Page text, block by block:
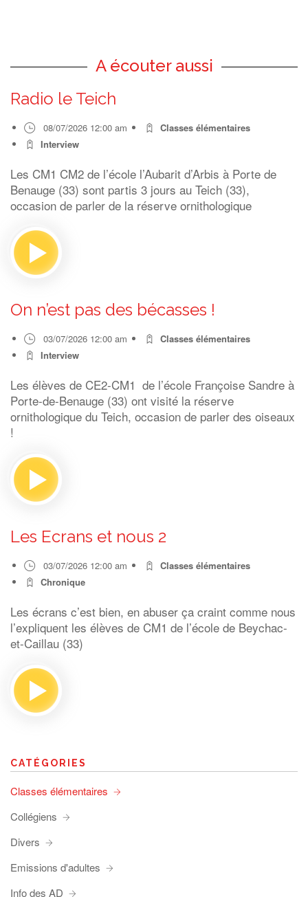
A écouter aussi
Radio le Teich
08/07/2026 12:00 am
Classes élémentaires
Interview
Les CM1 CM2 de l’école l’Aubarit d’Arbis à Porte de
Benauge (33) sont partis 3 jours au Teich (33),
occasion de parler de la réserve ornithologique
On n’est pas des bécasses !
03/07/2026 12:00 am
Classes élémentaires
Interview
Les élèves de CE2-CM1 de l’école Françoise Sandre à
Porte-de-Benauge (33) ont visité la réserve
ornithologique du Teich, occasion de parler des oiseaux
!
Les Ecrans et nous 2
03/07/2026 12:00 am
Classes élémentaires
Chronique
Les écrans c’est bien, en abuser ça craint comme nous
l’expliquent les élèves de CM1 de l’école de Beychac-
et-Caillau (33)
CATÉGORIES
Classes élémentaires
Collégiens
Divers
Emissions d'adultes
Info des AD